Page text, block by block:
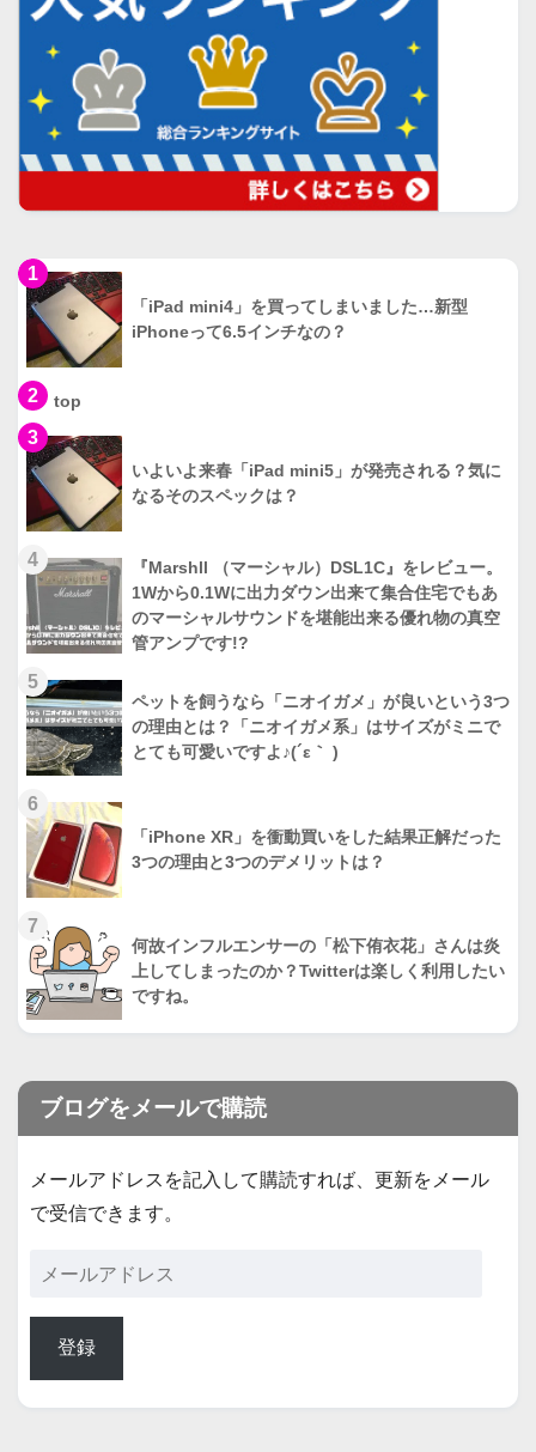
1
「iPad mini4」を買ってしまいました…新型
iPhoneって6.5インチなの？
2 top
3
いよいよ来春「iPad mini5」が発売される？気に
なるそのスペックは？
4
『Marshll （マーシャル）DSL1C』をレビュー。
1Wから0.1Wに出力ダウン出来て集合住宅でもあ
のマーシャルサウンドを堪能出来る優れ物の真空
管アンプです!?
5
ペットを飼うなら「ニオイガメ」が良いという3つ
の理由とは？「ニオイガメ系」はサイズがミニで
とても可愛いですよ♪(´ε｀ )
6
「iPhone XR」を衝動買いをした結果正解だった
3つの理由と3つのデメリットは？
7
何故インフルエンサーの「松下侑衣花」さんは炎
上してしまったのか？Twitterは楽しく利用したい
ですね。
ブログをメールで購読
メールアドレスを記入して購読すれば、更新をメール
で受信できます。
登録